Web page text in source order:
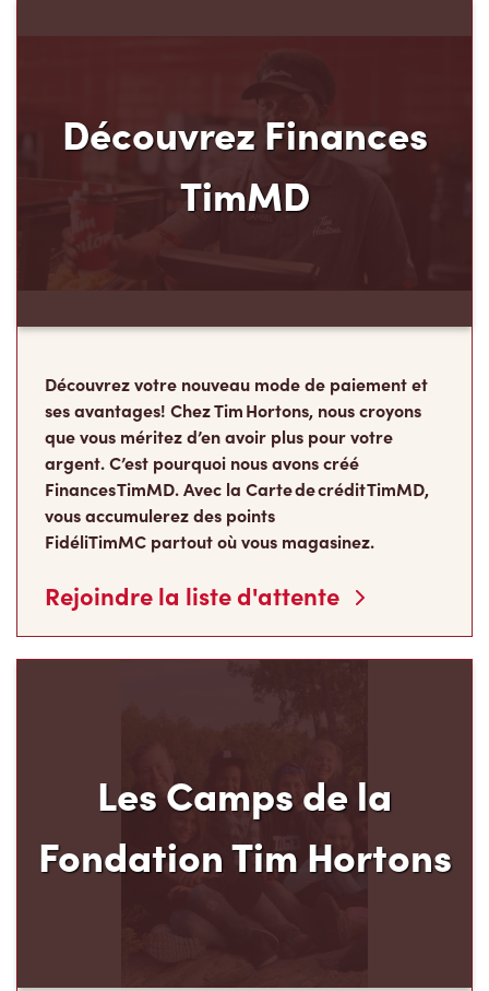
Découvrez Finances
TimMD
Découvrez votre nouveau mode de paiement et
ses avantages! Chez Tim Hortons, nous croyons
que vous méritez d’en avoir plus pour votre
argent. C’est pourquoi nous avons créé
Finances TimMD. Avec la Carte de crédit TimMD,
vous accumulerez des points
FidéliTimMC partout où vous magasinez.
Rejoindre la liste d'attente
Les Camps de la
Fondation Tim Hortons